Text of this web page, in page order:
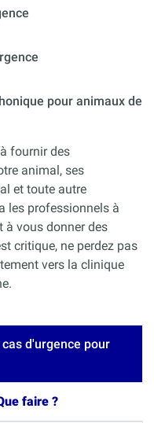
pour animaux de
fournir des
animal, ses
et toute autre
les professionnels à
à vous donner des
critique, ne perdez pas
vers la clinique
d'urgence pour
faire ?